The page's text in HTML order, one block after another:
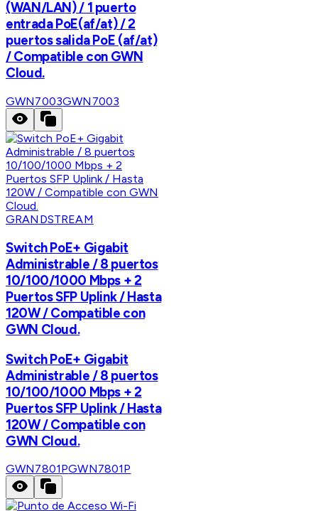
(WAN/LAN) / 1 puerto
entrada PoE(af/at) / 2
puertos salida PoE (af/at)
/ Compatible con GWN
Cloud.
GWN7003GWN7003
GRANDSTREAM
Switch PoE+ Gigabit
Administrable / 8 puertos
10/100/1000 Mbps + 2
Puertos SFP Uplink / Hasta
120W / Compatible con
GWN Cloud.
Switch PoE+ Gigabit
Administrable / 8 puertos
10/100/1000 Mbps + 2
Puertos SFP Uplink / Hasta
120W / Compatible con
GWN Cloud.
GWN7801PGWN7801P